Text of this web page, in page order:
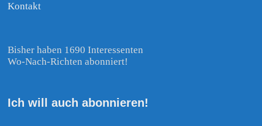
Kontakt
Bisher haben 1690 Interessenten
Wo-Nach-Richten abonniert!
Ich will auch abonnieren!